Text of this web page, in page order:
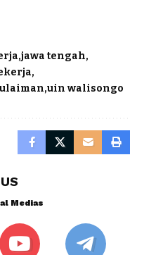
jawa tengah
uin walisongo
Medias